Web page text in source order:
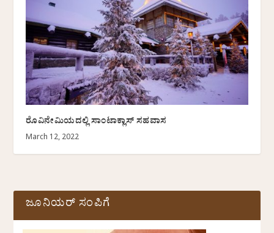
ರೊವಿನೇಮಿಯದಲ್ಲಿ ಸಾಂಟಾಕ್ಲಾಸ್ ಸಹವಾಸ
March 12, 2022
ಜೂನಿಯರ್ ಸಂಪಿಗೆ